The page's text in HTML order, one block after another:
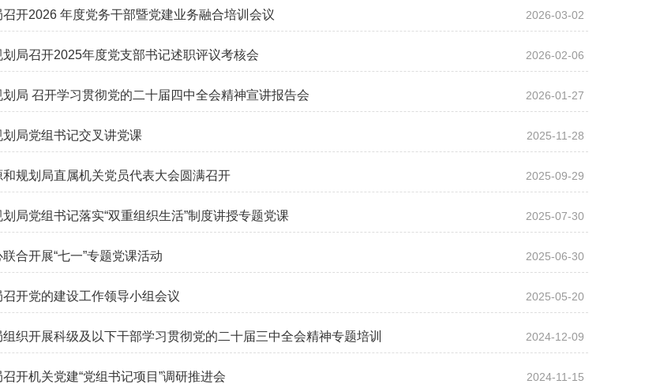
2026-03-02
开2026 年度党务干部暨党建业务融合培训会议
2026-02-06
局召开2025年度党支部书记述职评议考核会
2026-01-27
局 召开学习贯彻党的二十届四中全会精神宣讲报告会
2025-11-28
局党组书记交叉讲党课
2025-09-29
规划局直属机关党员代表大会圆满召开
2025-07-30
局党组书记落实“双重组织生活”制度讲授专题党课
2025-06-30
合开展“七一”专题党课活动
2025-05-20
开党的建设工作领导小组会议
2024-12-09
织开展科级及以下干部学习贯彻党的二十届三中全会精神专题培训
2024-11-15
开机关党建“党组书记项目”调研推进会